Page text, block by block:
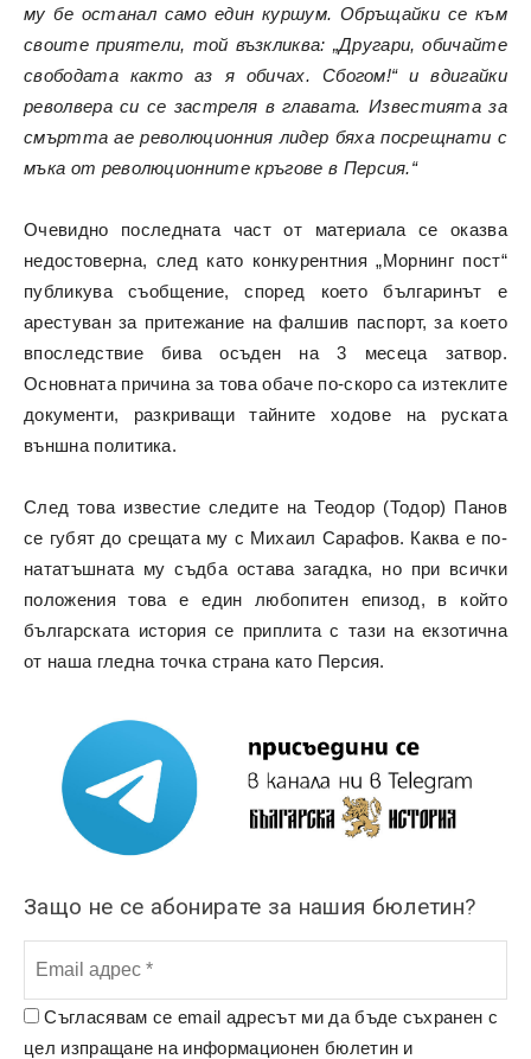
му бе останал само един куршум. Обръщайки се към
своите приятели, той възкликва: „Другари, обичайте
свободата както аз я обичах. Сбогом!“ и вдигайки
револвера си се застреля в главата. Известията за
смъртта ае революционния лидер бяха посрещнати с
мъка от революционните кръгове в Персия.“
Очевидно последната част от материала се оказва
недостоверна, след като конкурентния „Морнинг пост“
публикува съобщение, според което българинът е
арестуван за притежание на фалшив паспорт, за което
впоследствие бива осъден на 3 месеца затвор.
Основната причина за това обаче по-скоро са изтеклите
документи, разкриващи тайните ходове на руската
външна политика.
След това известие следите на Теодор (Тодор) Панов
се губят до срещата му с Михаил Сарафов. Каква е по-
нататъшната му съдба остава загадка, но при всички
положения това е един любопитен епизод, в който
българската история се приплита с тази на екзотична
от наша гледна точка страна като Персия.
Защо не се абонирате за нашия бюлетин?
Съгласявам се email адресът ми да бъде съхранен с
цел изпращане на информационен бюлетин и